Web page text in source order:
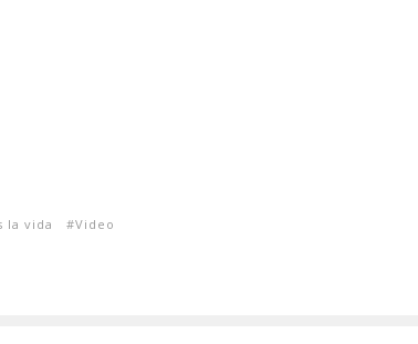
la vida Video